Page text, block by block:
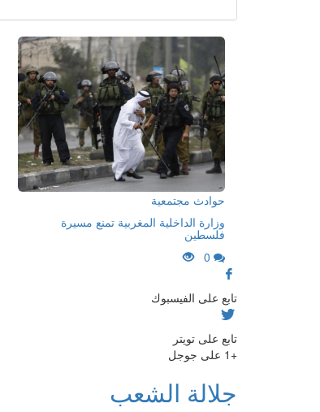
حوادث مجتمعية
وزارة الداخلية المغربية تمنع مسيرة
فلسطين
تابع على الفيسبوك
تابع على تويتر
+1 على جوجل
جلالة الشعب